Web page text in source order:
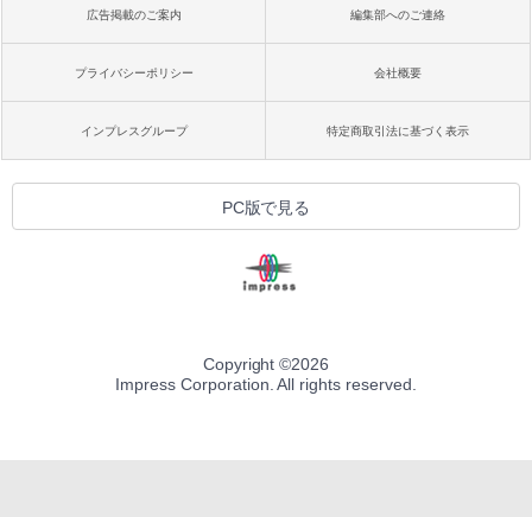
広告掲載のご案内 編集部へのご連絡
プライバシーポリシー 会社概要
インプレスグループ 特定商取引法に基づく表示
PC版で見る
Copyright ©2026
Impress Corporation. All rights reserved.